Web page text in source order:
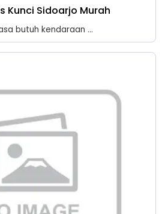
Kunci Sidoarjo Murah
butuh kendaraan ...